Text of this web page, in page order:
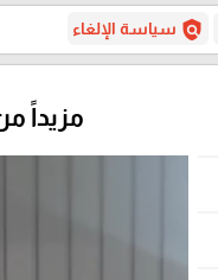
policy سياسة الإلغاء
مزيداً